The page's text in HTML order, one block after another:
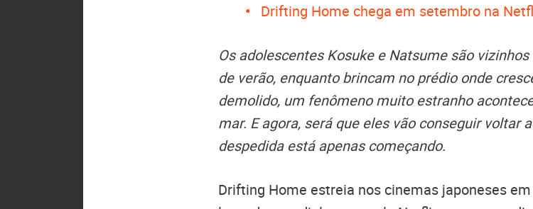
Drifting Home chega em setembro na
Os adolescentes Kosuke e Natsume são
de verão, enquanto brincam no prédio onde
demolido, um fenômeno muito estranho
mar. E agora, será que eles vão conseguir voltar
despedida está apenas começando.
Drifting Home estreia nos cinemas japoneses